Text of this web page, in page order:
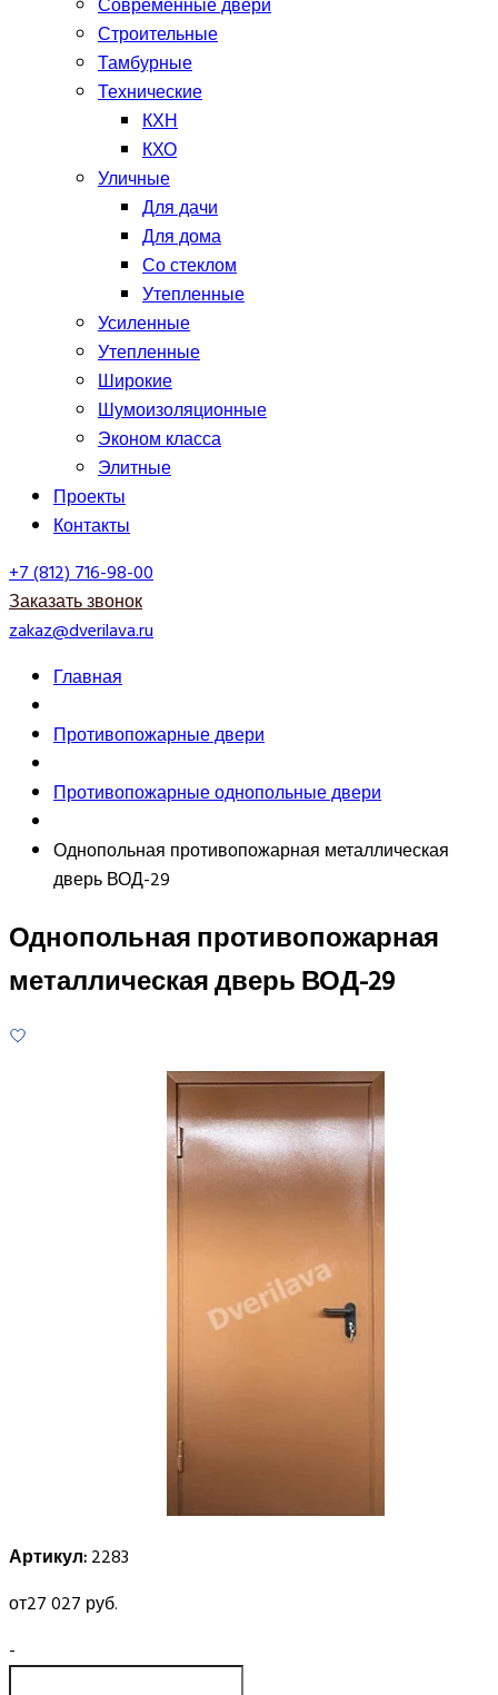
Строительные
Тамбурные
Технические
КХН
КХО
Уличные
Для дачи
Для дома
Со стеклом
Утепленные
Усиленные
Утепленные
Широкие
Шумоизоляционные
Эконом класса
Элитные
Проекты
Контакты
+7 (812) 716-98-00
Заказать звонок
zakaz@dverilava.ru
Главная
Противопожарные двери
Противопожарные однопольные двери
Однопольная противопожарная металлическая
дверь ВОД-29
Однопольная противопожарная
металлическая дверь ВОД-29
Артикул:2283
от27 027 руб.
-